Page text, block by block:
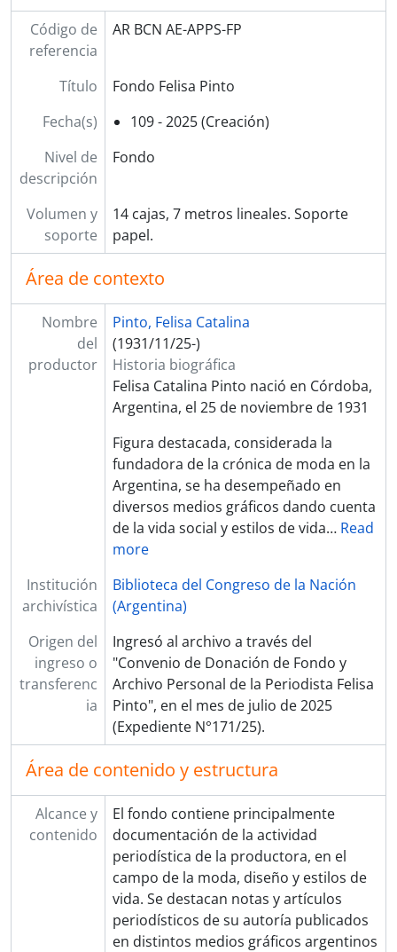
Código de
referencia
AR BCN AE-APPS-FP
Título
Fondo Felisa Pinto
Fecha(s)
109 - 2025 (Creación)
Nivel de
descripción
Fondo
Volumen y
soporte
14 cajas, 7 metros lineales. Soporte
papel.
Área de contexto
Nombre
del
productor
Pinto, Felisa Catalina
(1931/11/25-)
Historia biográfica
Felisa Catalina Pinto nació en Córdoba,
Argentina, el 25 de noviembre de 1931
Figura destacada, considerada la
fundadora de la crónica de moda en la
Argentina, se ha desempeñado en
diversos medios gráficos dando cuenta
de la vida social y estilos de vida… Read
more
Institución
archivística
Biblioteca del Congreso de la Nación
(Argentina)
Origen del
ingreso o
transferenc
ia
Ingresó al archivo a través del
"Convenio de Donación de Fondo y
Archivo Personal de la Periodista Felisa
Pinto", en el mes de julio de 2025
(Expediente N°171/25).
Área de contenido y estructura
Alcance y
contenido
El fondo contiene principalmente
documentación de la actividad
periodística de la productora, en el
campo de la moda, diseño y estilos de
vida. Se destacan notas y artículos
periodísticos de su autoría publicados
en distintos medios gráficos argentinos